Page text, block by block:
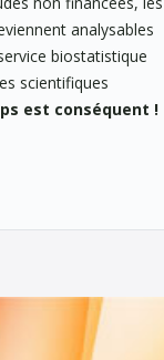
analysables
biostatistique
scientifiques
est conséquent !